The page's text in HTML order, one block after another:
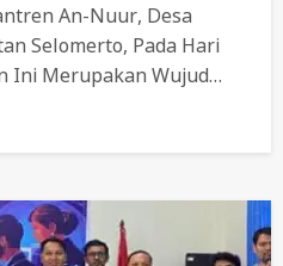
An-Nuur, Desa
Selomerto, Pada Hari
Ini Merupakan Wujud…